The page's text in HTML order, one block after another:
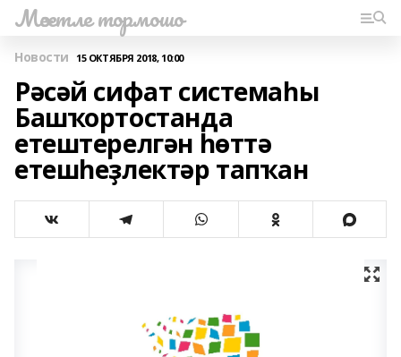
Мәсетле тормошо
Новости 15 ОКТЯБРЯ 2018, 10:00
Рәсәй сифат системаһы
Башҡортостанда
етештерелгән һөттә
етешһеҙлектәр тапҡан